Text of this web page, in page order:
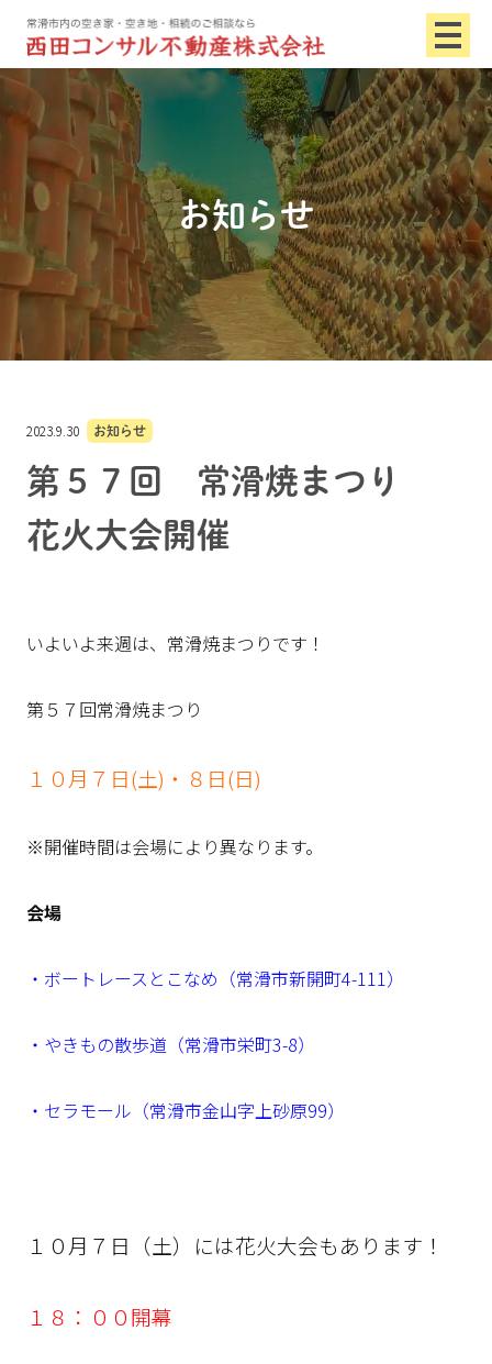
お知らせ
2023.9.30 お知らせ
第５７回 常滑焼まつり
花火大会開催
いよいよ来週は、常滑焼まつりです！
第５７回常滑焼まつり
１０月７日(土)・８日(日)
※開催時間は会場により異なります。
会場
・ボートレースとこなめ（常滑市新開町4-111）
・やきもの散歩道（常滑市栄町3-8）
・セラモール（常滑市金山字上砂原99）
１０月７日（土）には花火大会もあります！
１８：００開幕